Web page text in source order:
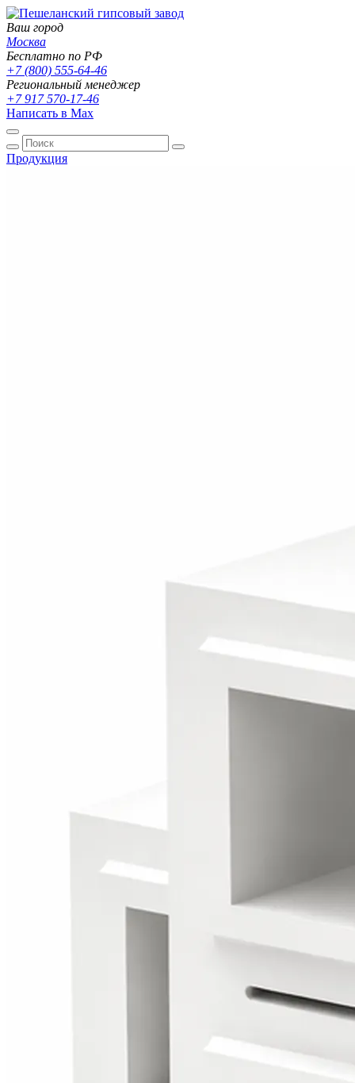
Ваш город
Москва
Бесплатно по РФ
+7 (800) 555-64-46
Региональный менеджер
+7 917 570-17-46
Написать в Max
Продукция